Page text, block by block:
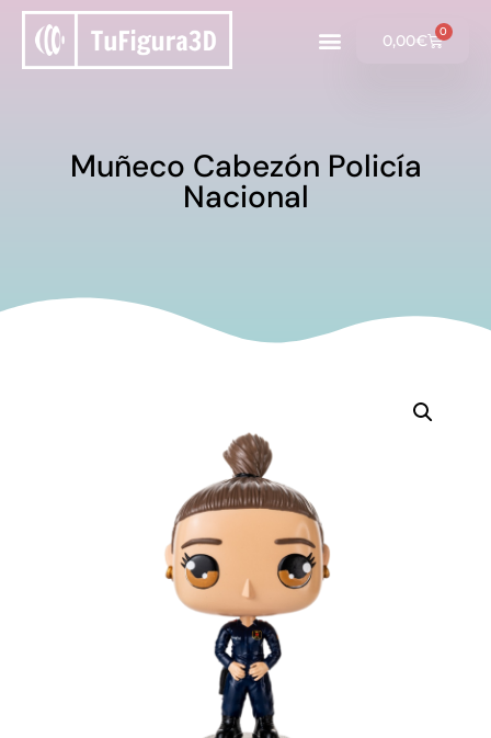
0,00€ 0
Muñeco Cabezón Policía
Nacional